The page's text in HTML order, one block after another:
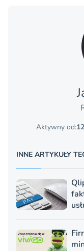
Aktywny od:
INNE ARTYKUŁY